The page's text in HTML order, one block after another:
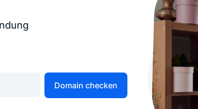
Über 950 Domain-Endungen aus aller
Einfach & schnell beim Domain-Profi
E-Mail-Hosting
Zugriff auf E-Mails
Eigene
Online-
Bringe
Domain checken